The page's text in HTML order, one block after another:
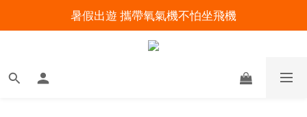
明陽來村全館免運優惠中
暑假出遊 攜帶氧氣機不怕坐飛機
明陽來村全館免運優惠中